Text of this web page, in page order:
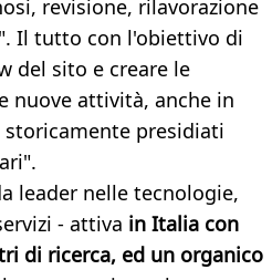
revisione, rilavorazione
Il tutto con l'obiettivo di
del sito e creare le
nuove attività, anche in
presidiati
leader nelle tecnologie,
- attiva in Italia con
di ricerca, ed un organico